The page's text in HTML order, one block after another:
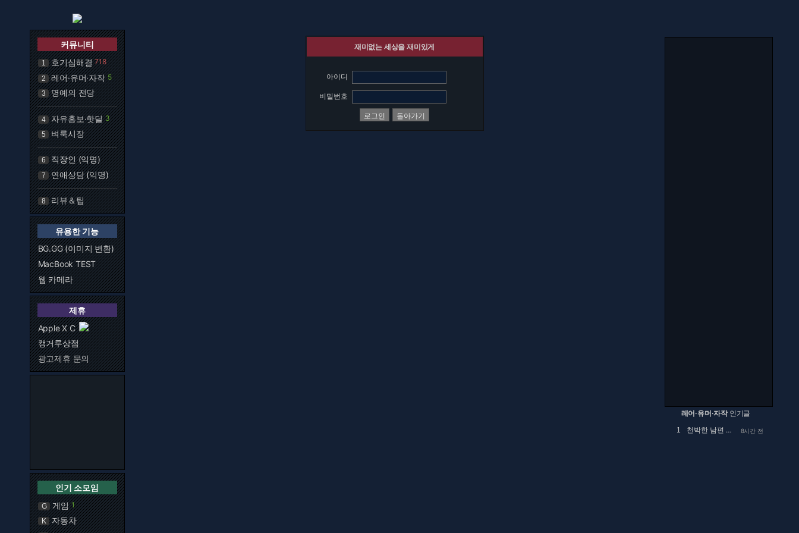
커뮤니티
1 호기심해결 718
2 레어·유머·자작 5
3 명예의 전당
4 자유홍보·핫딜 3
5 벼룩시장
6 직장인 (익명)
7 연애상담 (익명)
8 리뷰＆팁
유용한 기능
BG.GG (이미지 변환)
MacBook TEST
웹 카메라
제휴
Apple X C
캥거루상점
광고제휴 문의
인기 소모임
G 게임 1
K 자동차
재미없는 세상을 재미있게
아이디
비밀번호
레어·유머·자작인기글
1 천박한 남편 때문에 고민 8시간 전